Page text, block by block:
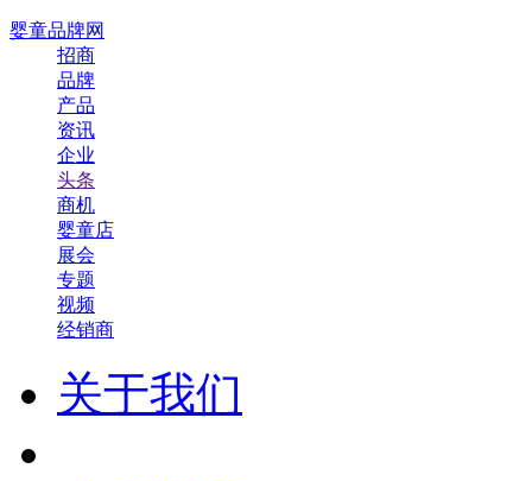
婴童品牌网
招商
品牌
产品
资讯
企业
头条
商机
婴童店
展会
专题
视频
经销商
关于我们